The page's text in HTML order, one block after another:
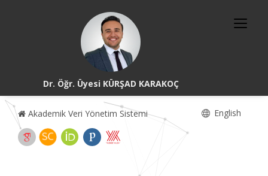
Dr. Öğr. Üyesi KÜRŞAD KARAKOÇ
Akademik Veri Yönetim Sistemi English